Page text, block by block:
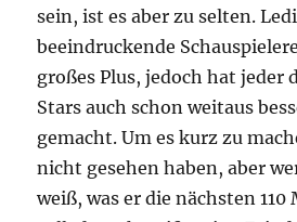
sein, ist es aber zu selten.
beeindruckende
großes Plus, jedoch hat jeder
Stars auch schon weitaus
gemacht. Um es kurz zu
nicht gesehen haben, aber
weiß, was er die nächsten